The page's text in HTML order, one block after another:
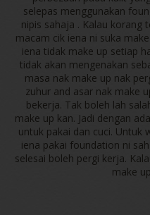
selepas menggunakan
nipis sahaja . Kalau korang
macam cik iena ni suka
iena tidak make up setiap
tidak akan mengenakan
masa nak make up nak
zuhur and asar nak make
bekerja. Tak boleh lah
make up kan. Jadi dengan
untuk pakai dan cuci. Untuk
iena pakai foundation ni
selesai boleh pergi kerja.
make